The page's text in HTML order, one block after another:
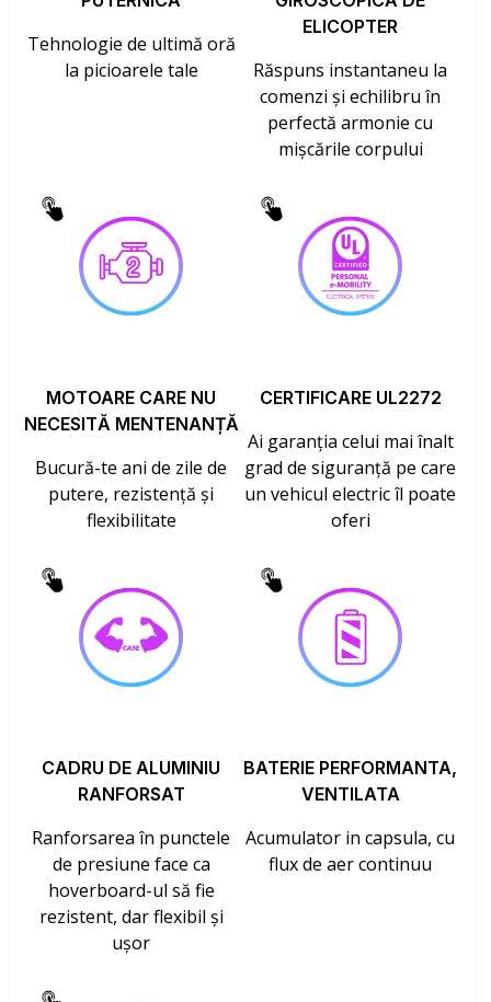
Tehnologie de ultimă oră
la picioarele tale
ELICOPTER
Răspuns instantaneu la
comenzi și echilibru în
perfectă armonie cu
mișcările corpului
MOTOARE CARE NU
NECESITĂ MENTENANȚĂ
Bucură-te ani de zile de
putere, rezistență și
flexibilitate
CERTIFICARE UL2272
Ai garanția celui mai înalt
grad de siguranță pe care
un vehicul electric îl poate
oferi
CADRU DE ALUMINIU
RANFORSAT
Ranforsarea în punctele
de presiune face ca
hoverboard-ul să fie
rezistent, dar flexibil și
ușor
BATERIE PERFORMANTA,
VENTILATA
Acumulator in capsula, cu
flux de aer continuu